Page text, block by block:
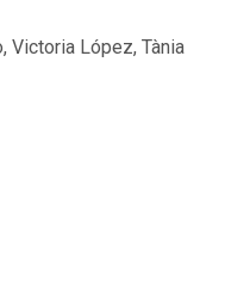
Victoria López, Tània